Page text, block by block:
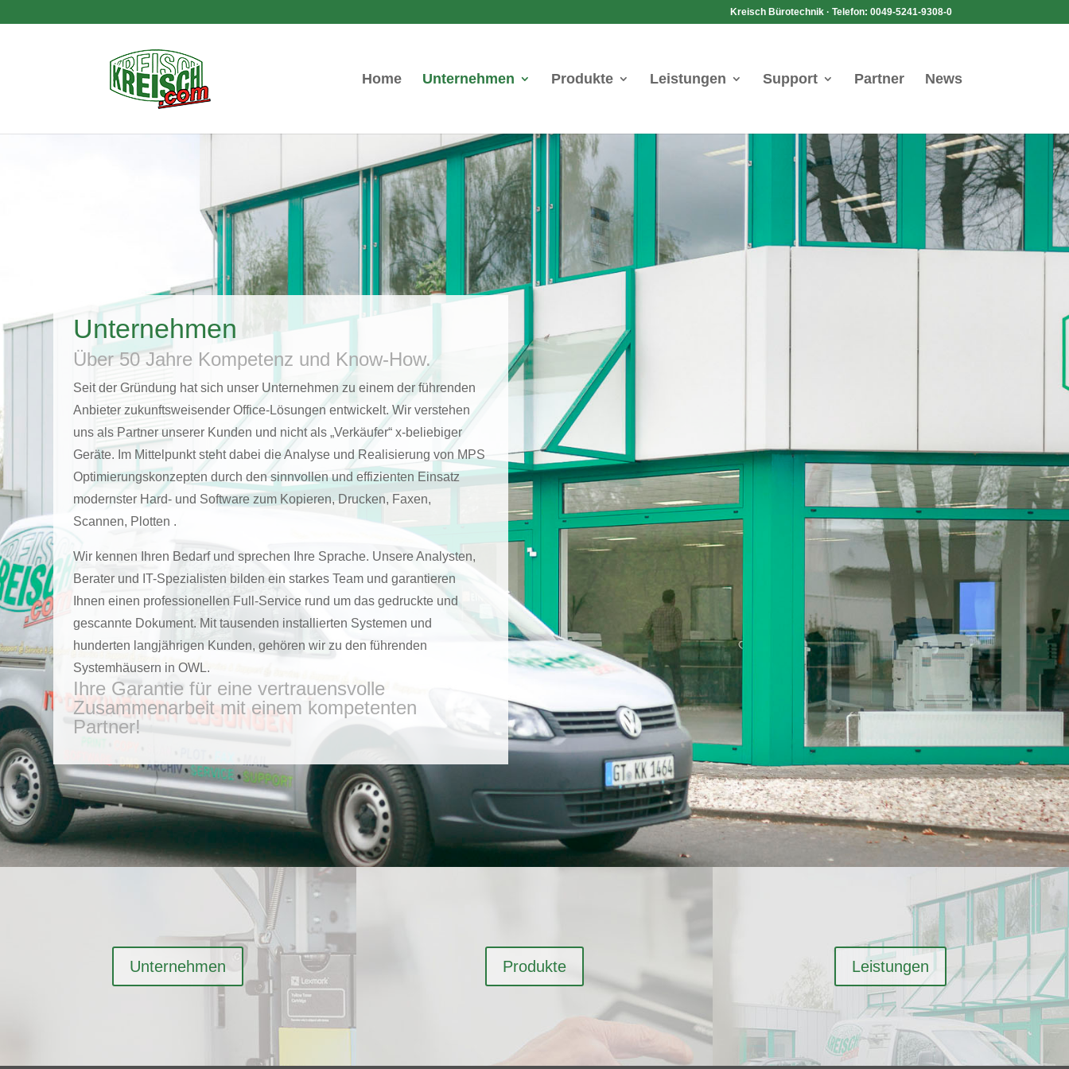
Kreisch Bürotechnik · Telefon: 0049-5241-9308-0
Home Unternehmen Produkte Leistungen Support Partner News
Unternehmen
Über 50 Jahre Kompetenz und Know-How.
Seit der Gründung hat sich unser Unternehmen zu einem der führenden
Anbieter zukunftsweisender Office-Lösungen entwickelt. Wir verstehen
uns als Partner unserer Kunden und nicht als „Verkäufer“ x-beliebiger
Geräte. Im Mittelpunkt steht dabei die Analyse und Realisierung von MPS
Optimierungskonzepten durch den sinnvollen und effizienten Einsatz
modernster Hard- und Software zum Kopieren, Drucken, Faxen,
Scannen, Plotten .
Wir kennen Ihren Bedarf und sprechen Ihre Sprache. Unsere Analysten,
Berater und IT-Spezialisten bilden ein starkes Team und garantieren
Ihnen einen professionellen Full-Service rund um das gedruckte und
gescannte Dokument. Mit tausenden installierten Systemen und
hunderten langjährigen Kunden, gehören wir zu den führenden
Systemhäusern in OWL.
Ihre Garantie für eine vertrauensvolle
Zusammenarbeit mit einem kompetenten
Partner!
Unternehmen Produkte Leistungen